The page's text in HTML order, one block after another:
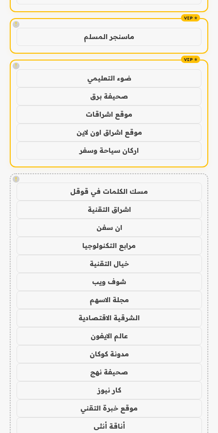
!
ماسنجر المسلم
!
ضوء التعليمي
صحيفة برق
موقع اشراقات
موقع اشراق اون لاين
اركان سياحة وسفر
!
مسك الكلمات في قوقل
اشراق التقنية
ان سفن
مرابع التكنولوجيا
خيال التقنية
شوف ويب
مجلة الاسهم
الشرقية الاقتصادية
عالم الايفون
مدونة كوكان
صحيفة نهج
كار نيوز
موقع خبرة التقني
أناقة أنثى